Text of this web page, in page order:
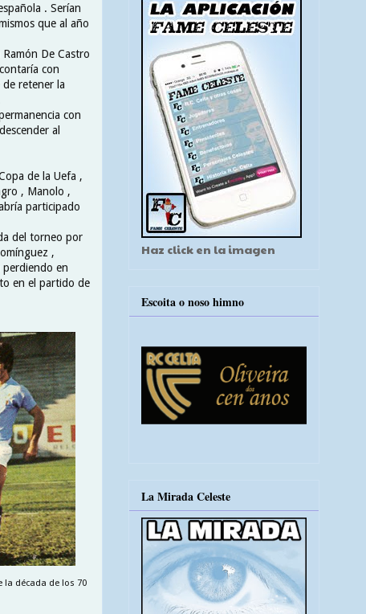
. Serían
que al año
De Castro
con
retener la
con
al
de la Uefa ,
, Manolo ,
participado
del torneo por
,
perdiendo en
en el partido de
la década de los 70
Haz click en la imagen
Escoita o noso himno
La Mirada Celeste